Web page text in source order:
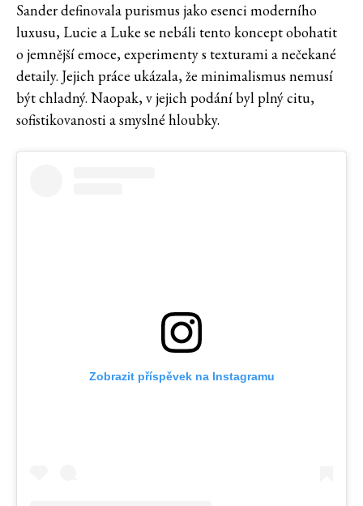
Sander definovala purismus jako esenci moderního
luxusu, Lucie a Luke se nebáli tento koncept obohatit
o jemnější emoce, experimenty s texturami a nečekané
detaily. Jejich práce ukázala, že minimalismus nemusí
být chladný. Naopak, v jejich podání byl plný citu,
sofistikovanosti a smyslné hloubky.
Zobrazit příspěvek na Instagramu